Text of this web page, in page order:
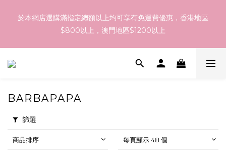
港，最終亦要視乎各品牌最終發貨日子及出貨速度而定。
於本網店選購滿指定總額以上均可享有免運費優惠，香港地區
$800以上，澳門地區$1200以上
訂貨到貨資訊：於 05 - 18/Aug 期間訂貨，預計於 26/Aug 到
BARBAPAPA
篩選
商品排序 每頁顯示 48 個